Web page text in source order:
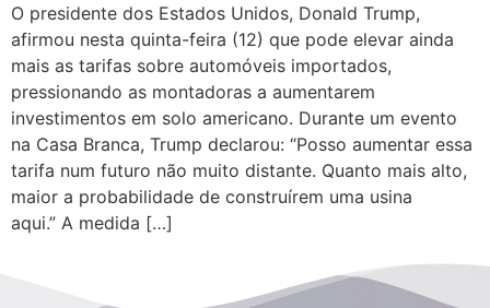
O presidente dos Estados Unidos, Donald Trump,
afirmou nesta quinta-feira (12) que pode elevar ainda
mais as tarifas sobre automóveis importados,
pressionando as montadoras a aumentarem
investimentos em solo americano. Durante um evento
na Casa Branca, Trump declarou: “Posso aumentar essa
tarifa num futuro não muito distante. Quanto mais alto,
maior a probabilidade de construírem uma usina
aqui.” A medida […]